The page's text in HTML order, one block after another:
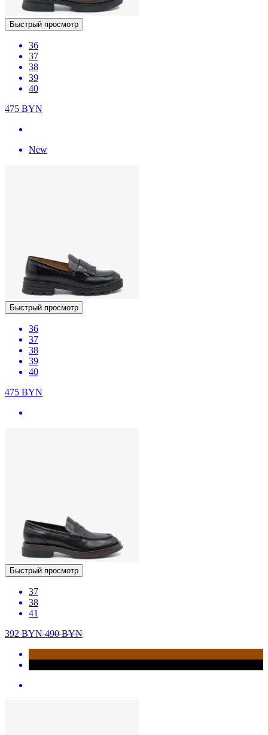
Быстрый просмотр
36
37
38
39
40
475 BYN
New
Быстрый просмотр
36
37
38
39
40
475 BYN
Быстрый просмотр
37
38
41
392 BYN490BYN